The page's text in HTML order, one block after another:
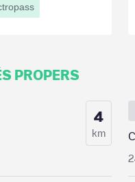
PROPERS
4
km